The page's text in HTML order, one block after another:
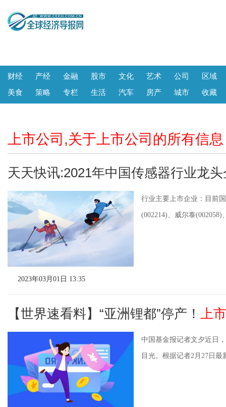
财经 产经 金融 股市 文化 艺术 公司
区域
美食
策略 专栏 生活 汽车 房产 城市 收藏
上市公司,关于上市公司的所有信息
天天快讯:2021年中国传感器行业龙
行业主要上市企业：目前
(002214)、威尔泰
2023年03月01日 13:35
【世界速看料】“亚洲锂都”停产！ 上
中国基金报记者文夕近日
目光。根据记者2月27日